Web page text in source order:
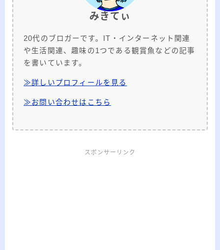
みきてぃ
20代のブロガーです。IT・インターネット関連
や生活関連、趣味の1つである観賞魚などの記事
を書いています。
≫詳しいプロフィールを見る
≫お問い合わせはこちら
スポンサーリンク